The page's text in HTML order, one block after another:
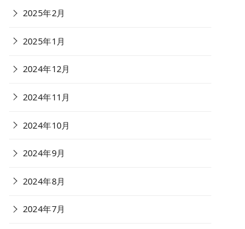
2025年2月
2025年1月
2024年12月
2024年11月
2024年10月
2024年9月
2024年8月
2024年7月